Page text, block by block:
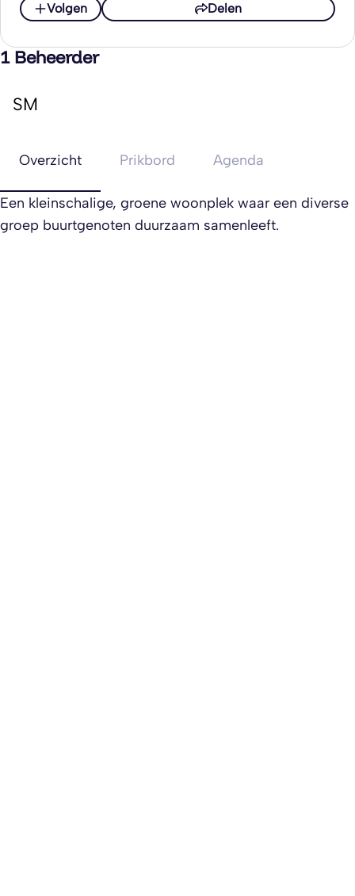
Volgen Delen
1 Beheerder
SM
Overzicht Prikbord Agenda
Een kleinschalige, groene woonplek waar een diverse
groep buurtgenoten duurzaam samenleeft.